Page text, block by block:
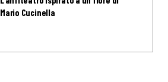
Mario Cucinella